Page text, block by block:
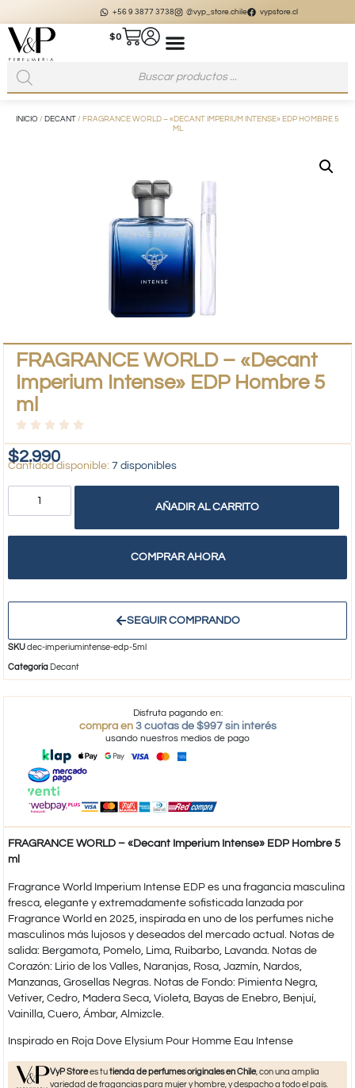
+56 9 3877 3738 @vyp_store.chile vypstore.cl
$0
INICIO / DECANT / FRAGRANCE WORLD – «DECANT IMPERIUM INTENSE» EDP HOMBRE 5
ML
FRAGRANCE WORLD – «Decant
Imperium Intense» EDP Hombre 5
ml
$2.990 7 disponibles
AÑADIR AL CARRITO
COMPRAR AHORA
SEGUIR COMPRANDO
SKUdec-imperiumintense-edp-5ml
Categoría Decant
Disfruta pagando en:
compra en 3 cuotas de $997 sin interés
usando nuestros medios de pago
FRAGRANCE WORLD – «Decant Imperium Intense» EDP Hombre 5
ml
Fragrance World Imperium Intense EDP es una fragancia masculina
fresca, elegante y extremadamente sofisticada lanzada por
Fragrance World en 2025, inspirada en uno de los perfumes niche
masculinos más lujosos y deseados del mercado actual. Notas de
salida: Bergamota, Pomelo, Lima, Ruibarbo, Lavanda. Notas de
Corazón: Lirio de los Valles, Naranjas, Rosa, Jazmín, Nardos,
Manzanas, Grosellas Negras. Notas de Fondo: Pimienta Negra,
Vetiver, Cedro, Madera Seca, Violeta, Bayas de Enebro, Benjuí,
Vainilla, Cuero, Ámbar, Almizcle.
Inspirado en Roja Dove Elysium Pour Homme Eau Intense​
VyP Storees tutienda de perfumes originales en Chile, con una amplia
variedad de fragancias para mujer y hombre, y despacho a todo el país.